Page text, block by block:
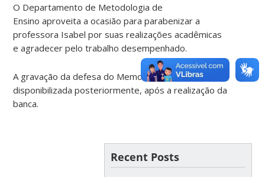
O Departamento de Metodologia de
Ensino aproveita a ocasião para parabenizar a
professora Isabel por suas realizações acadêmicas
e agradecer pelo trabalho desempenhado.
A gravação da defesa do Memorial será
disponibilizada posteriormente, após a realização da
banca.
Recent Posts